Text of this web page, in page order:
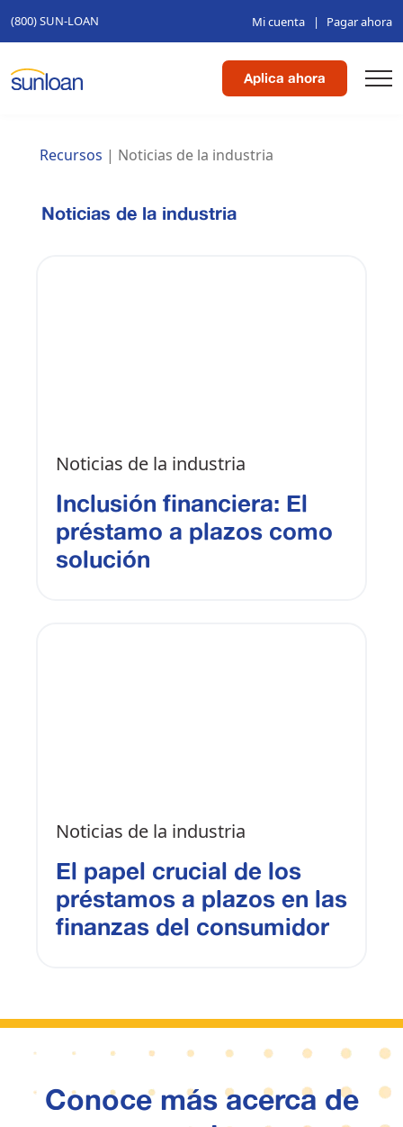
(800) SUN-LOAN Mi cuenta | Pagar ahora
Aplica ahora
Noticias de la industria
Recursos | Noticias de la industria
Noticias de la industria
Noticias de la industria
Inclusión financiera: El
préstamo a plazos como
solución
Noticias de la industria
El papel crucial de los
préstamos a plazos en las
finanzas del consumidor
Conoce más acerca de